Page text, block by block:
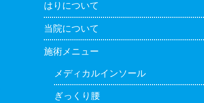
はりについて
当院について
施術メニュー
メディカルインソール
ぎっくり腰